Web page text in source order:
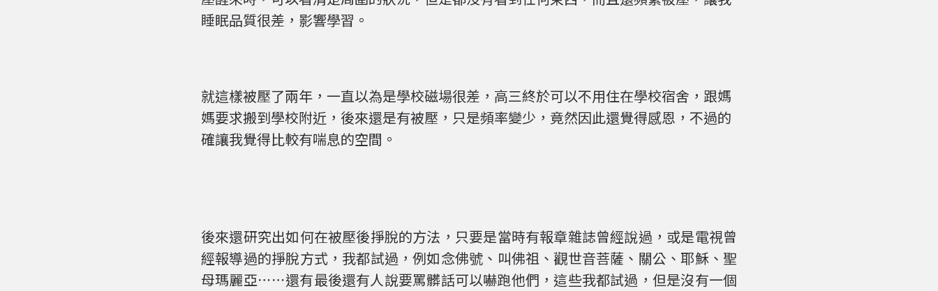
睡眠品質很差，影響學習。
就這樣被壓了兩年，一直以為是學校磁場很差，高三終於可以不用住在學校宿舍，跟媽
媽要求搬到學校附近，後來還是有被壓，只是頻率變少，竟然因此還覺得感恩，不過的
確讓我覺得比較有喘息的空間。
後來還研究出如何在被壓後掙脫的方法，只要是當時有報章雜誌曾經說過，或是電視曾
經報導過的掙脫方式，我都試過，例如念佛號、叫佛祖、觀世音菩薩、關公、耶穌、聖
母瑪麗亞⋯⋯還有最後還有人說要罵髒話可以嚇跑他們，這些我都試過，但是沒有一個